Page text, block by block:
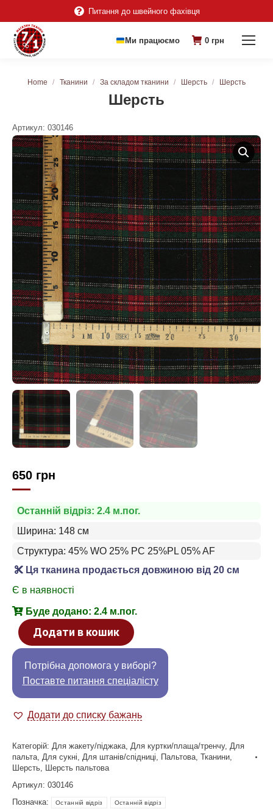
Питання до швейного фахівця
Ми працюємо 0 грн
Шерсть
You are here:
Home Тканини За складом тканини Шерсть Шерсть
Артикул: 030146
650 грн
Останній відріз: 2.4 м.пог.
Ширина: 148 см
Структура: 45% WO 25% PC 25%PL 05% AF
Ця тканина продається довжиною від 20 см
Є в наявності
Буде додано: 2.4 м.пог.
Додати в кошик
Потрібна допомога у виборі?
Поставте питання спеціалісту
Додати до списку бажань
Категорій: Для жакету/піджака Для куртки/плаща/тренчу, Для
пальта Для сукні Для штанів/спідниці Пальтова Тканини
Шерсть Шерсть пальтова
Артикул: 030146
Позначка:
Останній відріз Останній відріз